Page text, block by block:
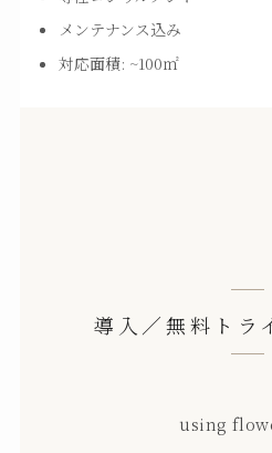
メンテナンス込み
対応面積: ~100㎡
導入／無料トラ
using